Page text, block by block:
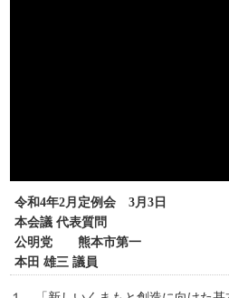
令和4年2月定例会 3月3日
本会議 代表質問
公明党 熊本市第一
本田 雄三 議員